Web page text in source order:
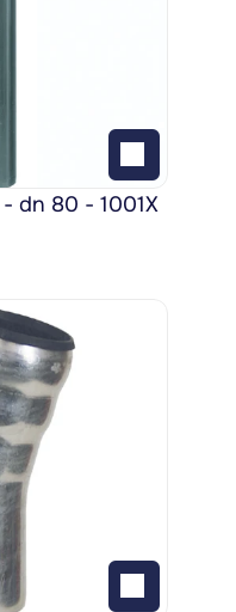
dn 80 - 1001X